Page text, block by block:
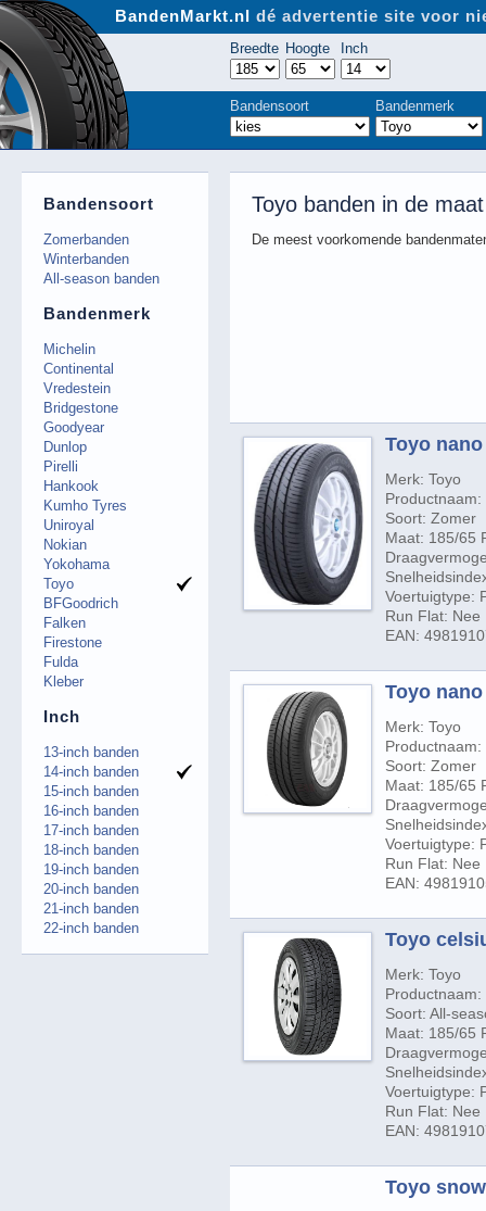
Toyo banden in de
De meest voorkomende
Toyo
Merk: Toyo
Soort: Zomer
Maat: 185/65
Voertuigtype:
Run Flat: Nee
EAN:
Toyo
Merk: Toyo
Soort: Zomer
Maat: 185/65
Voertuigtype:
Run Flat: Nee
EAN:
Toyo
Merk: Toyo
Productnaam:
Soort: All-
Maat: 185/65
Voertuigtype:
Run Flat: Nee
EAN:
Toyo
Bandensoort
Zomerbanden
Winterbanden
All-season banden
Bandenmerk
Michelin
Continental
Vredestein
Bridgestone
Goodyear
Dunlop
Pirelli
Hankook
Kumho Tyres
Uniroyal
Nokian
Yokohama
Toyo
BFGoodrich
Falken
Firestone
Fulda
Kleber
Inch
13-inch banden
14-inch banden
15-inch banden
16-inch banden
17-inch banden
18-inch banden
19-inch banden
20-inch banden
21-inch banden
22-inch banden
BandenMarkt.nl dé advertentie site voor
Breedte Hoogte Inch
Bandensoort Bandenmerk